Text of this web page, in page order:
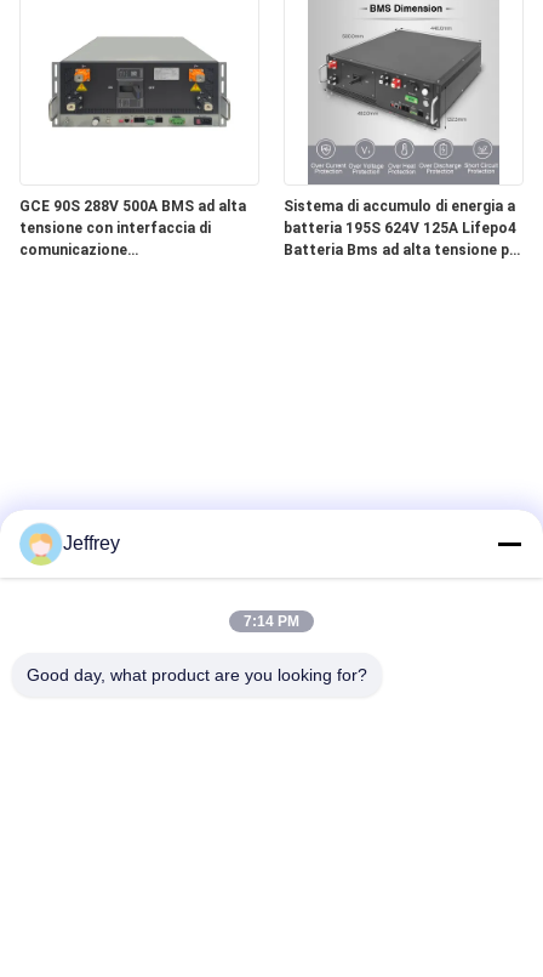
GCE 90S 288V 500A BMS ad alta
tensione con interfaccia di
comunicazione
Sistema di accumulo di energia a
batteria 195S 624V 125A Lifepo4
Batteria Bms ad alta tensione per
Jeffrey
7:14 PM
Good day, what product are you looking for?